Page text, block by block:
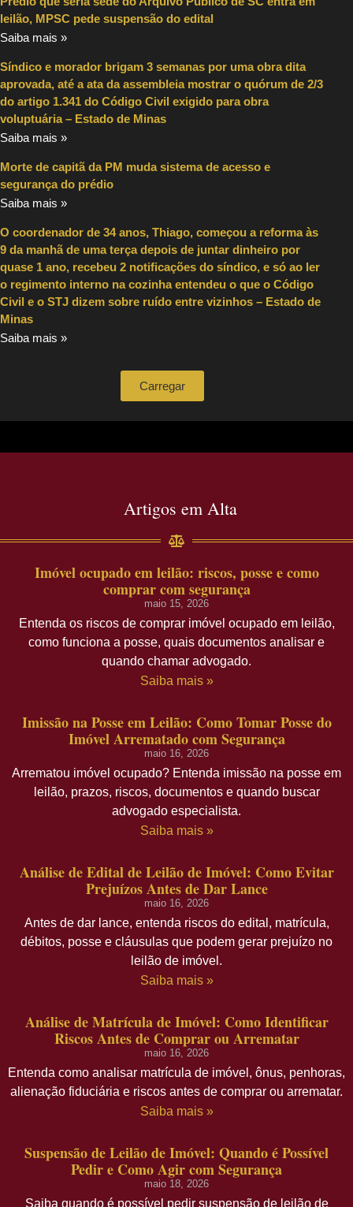
leilão, MPSC pede suspensão do edital
Saiba mais »
Síndico e morador brigam 3 semanas por uma obra dita
aprovada, até a ata da assembleia mostrar o quórum de 2/3
do artigo 1.341 do Código Civil exigido para obra
voluptuária – Estado de Minas
Saiba mais »
Morte de capitã da PM muda sistema de acesso e
segurança do prédio
Saiba mais »
O coordenador de 34 anos, Thiago, começou a reforma às
9 da manhã de uma terça depois de juntar dinheiro por
quase 1 ano, recebeu 2 notificações do síndico, e só ao ler
o regimento interno na cozinha entendeu o que o Código
Civil e o STJ dizem sobre ruído entre vizinhos – Estado de
Minas
Saiba mais »
Carregar
Artigos em Alta
Imóvel ocupado em leilão: riscos, posse e como
comprar com segurança
maio 15, 2026
Entenda os riscos de comprar imóvel ocupado em leilão,
como funciona a posse, quais documentos analisar e
quando chamar advogado.
Saiba mais »
Imissão na Posse em Leilão: Como Tomar Posse do
Imóvel Arrematado com Segurança
maio 16, 2026
Arrematou imóvel ocupado? Entenda imissão na posse em
leilão, prazos, riscos, documentos e quando buscar
advogado especialista.
Saiba mais »
Análise de Edital de Leilão de Imóvel: Como Evitar
Prejuízos Antes de Dar Lance
maio 16, 2026
Antes de dar lance, entenda riscos do edital, matrícula,
débitos, posse e cláusulas que podem gerar prejuízo no
leilão de imóvel.
Saiba mais »
Análise de Matrícula de Imóvel: Como Identificar
Riscos Antes de Comprar ou Arrematar
maio 16, 2026
Entenda como analisar matrícula de imóvel, ônus, penhoras,
alienação fiduciária e riscos antes de comprar ou arrematar.
Saiba mais »
Suspensão de Leilão de Imóvel: Quando é Possível
Pedir e Como Agir com Segurança
maio 18, 2026
Saiba quando é possível pedir suspensão de leilão de